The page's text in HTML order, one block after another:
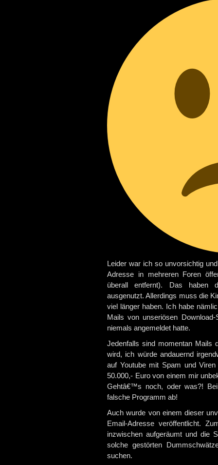
Leider war ich so unvorsichtig
Adresse in mehreren Foren
überall entfernt). Das haben
ausgenutzt. Allerdings muss die
viel länger haben. Ich habe
Mails von unseriösen
niemals angemeldet hatte.
Jedenfalls sind momentan Mails
wird, ich würde andauernd
auf Youtube mit Spam und
50.000,- Euro von einem mir
Gehtâ€™s noch, oder was?!
falsche Programm ab!
Auch wurde von einem dieser
Email-Adresse veröffentlicht.
inzwischen aufgeräumt und die
solche gestörten
suchen.